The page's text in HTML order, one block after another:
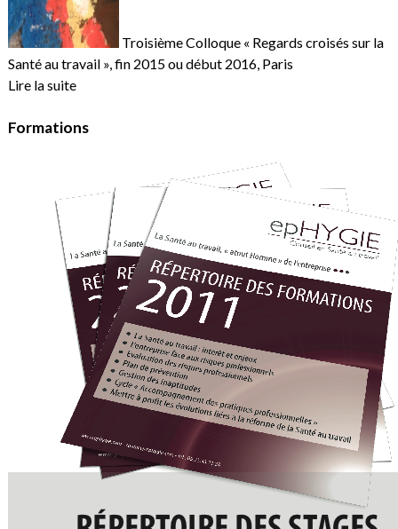
Troisième Colloque « Regards croisés sur la
Santé au travail », fin 2015 ou début 2016, Paris
Lire la suite
Formations